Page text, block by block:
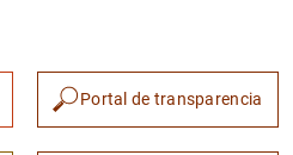
Portal de transparencia